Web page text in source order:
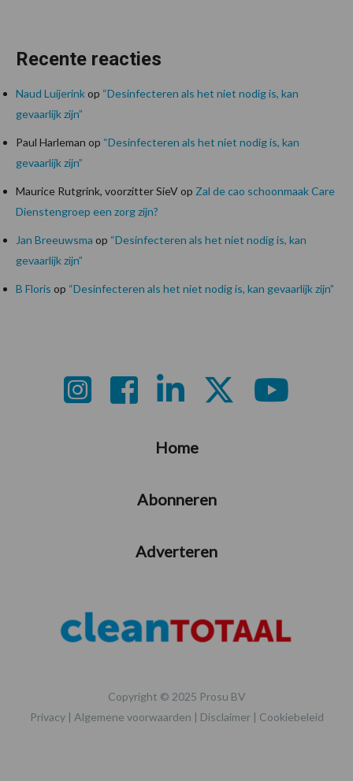
Recente reacties
Naud Luijerinkop “Desinfecteren als het niet nodig is, kan
gevaarlijk zijn”
Paul Harleman op “Desinfecteren als het niet nodig is, kan
gevaarlijk zijn”
Maurice Rutgrink, voorzitter SieVop Zal de cao schoonmaak Care
Dienstengroep een zorg zijn?
Jan Breeuwsma op “Desinfecteren als het niet nodig is, kan
gevaarlijk zijn”
B Floris op “Desinfecteren als het niet nodig is, kan gevaarlijk zijn”
Home
Abonneren
Adverteren
Copyright © 2025 Prosu BV
Privacy| Algemene voorwaarden | Disclaimer| Cookiebeleid